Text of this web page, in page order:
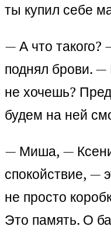
ты купил себе
— А что
поднял брови.
не хочешь?
будем на ней
— Миша, —
спокойствие, —
не просто
Это память. О